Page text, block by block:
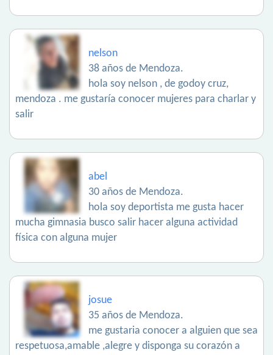
nelson
38 años de Mendoza.
hola soy nelson , de godoy cruz,
mendoza . me gustaría conocer mujeres para charlar y
salir
abel
30 años de Mendoza.
hola soy deportista me gusta hacer
mucha gimnasia busco salir hacer alguna actividad
física con alguna mujer
josue
35 años de Mendoza.
me gustaria conocer a alguien que sea
respetuosa,amable ,alegre y disponga su corazón a